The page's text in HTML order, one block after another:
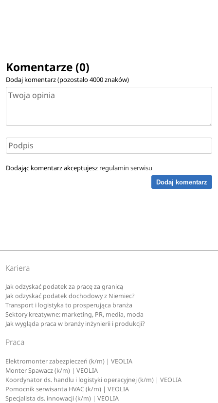
Komentarze (0)
Dodaj komentarz (pozostało4000znaków)
Dodając komentarz akceptujesz regulamin serwisu
Dodaj komentarz
Kariera
Jak odzyskać podatek za pracę za granicą
Jak odzyskać podatek dochodowy z Niemiec?
Transport i logistyka to prosperująca branża
Sektory kreatywne: marketing, PR, media, moda
Jak wygląda praca w branży inżynierii i produkcji?
Praca
Elektromonter zabezpieczeń (k/m) | VEOLIA
Monter Spawacz (k/m) | VEOLIA
Koordynator ds. handlu i logistyki operacyjnej (k/m) | VEOLIA
Pomocnik serwisanta HVAC (k/m) | VEOLIA
Specjalista ds. innowacji (k/m) | VEOLIA